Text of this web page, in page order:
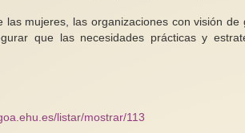
las mujeres, las organizaciones con visión
que las necesidades prácticas y
listar/mostrar/113